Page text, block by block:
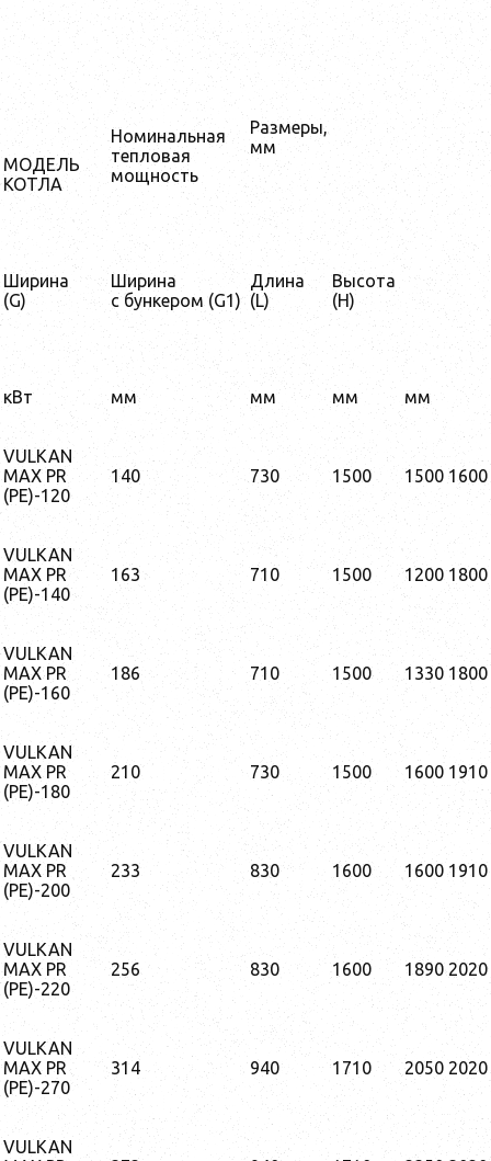
МОДЕЛЬ
КОТЛА
Номинальная
тепловая
мощность
Размеры,
мм
Ширина
(G)
Ширина
с бункером (G1)
Длина
(L)
Высота
(H)
кВт мм мм мм мм
VULKAN
MAX PR
(PE)-120
140 730 1500 1500 1600
VULKAN
MAX PR
(PE)-140
163 710 1500 1200 1800
VULKAN
MAX PR
(PE)-160
186 710 1500 1330 1800
VULKAN
MAX PR
(PE)-180
210 730 1500 1600 1910
VULKAN
MAX PR
(PE)-200
233 830 1600 1600 1910
VULKAN
MAX PR
(PE)-220
256 830 1600 1890 2020
VULKAN
MAX PR
(PE)-270
314 940 1710 2050 2020
VULKAN